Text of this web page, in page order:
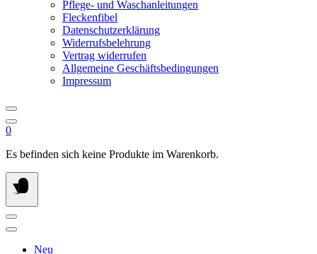
Pflege- und Waschanleitungen
Fleckenfibel
Datenschutzerklärung
Widerrufsbelehrung
Vertrag widerrufen
Allgemeine Geschäftsbedingungen
Impressum
0
Es befinden sich keine Produkte im Warenkorb.
Neu